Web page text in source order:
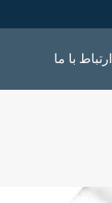
ارتباط با ما